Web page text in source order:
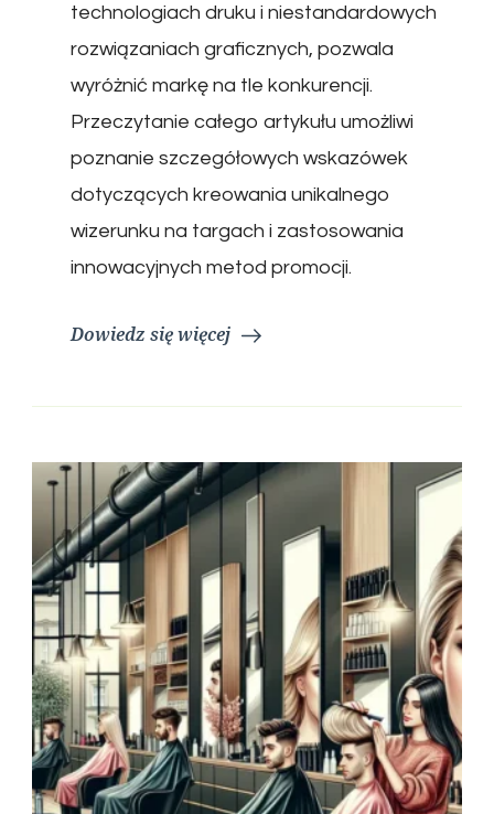
technologiach druku i niestandardowych
rozwiązaniach graficznych, pozwala
wyróżnić markę na tle konkurencji.
Przeczytanie całego artykułu umożliwi
poznanie szczegółowych wskazówek
dotyczących kreowania unikalnego
wizerunku na targach i zastosowania
innowacyjnych metod promocji.
Dowiedz się więcej